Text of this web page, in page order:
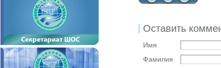
Оставить
Имя
Фамилия